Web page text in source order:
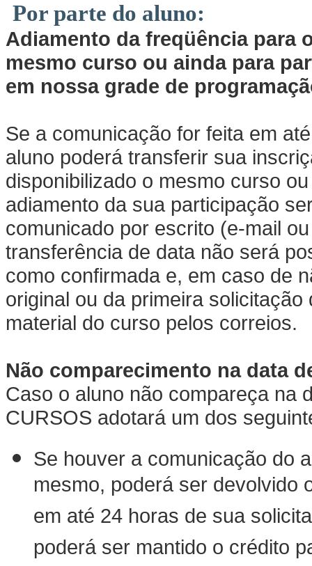
Por parte do aluno:
Adiamento da freqüência para
mesmo curso ou ainda para
em nossa grade de
Se a comunicação for feita em
aluno poderá transferir sua
disponibilizado o mesmo curso
adiamento da sua participação
comunicado por escrito (e-mail
transferência de data não será
como confirmada e, em caso de
original ou da primeira
material do curso pelos correios.
Não comparecimento na data
Caso o aluno não compareça na
CURSOS adotará um dos
Se houver a comunicação do
mesmo, poderá ser devolvido
em até 24 horas de sua
poderá ser mantido o crédito